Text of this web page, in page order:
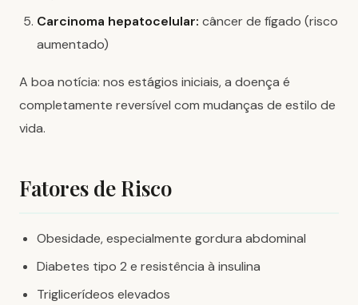
Carcinoma hepatocelular: câncer de fígado (risco
aumentado)
A boa notícia: nos estágios iniciais, a doença é
completamente reversível com mudanças de estilo de
vida.
Fatores de Risco
Obesidade, especialmente gordura abdominal
Diabetes tipo 2 e resistência à insulina
Triglicerídeos elevados